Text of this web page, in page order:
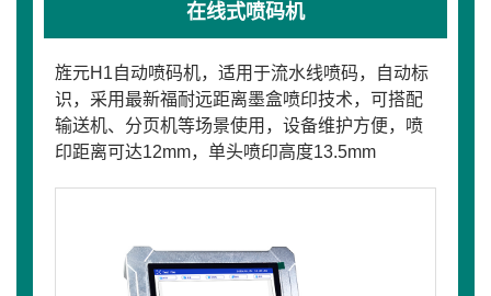
在线式喷码机
旌元H1自动喷码机，适用于流水线喷码，自动标
识，采用最新福耐远距离墨盒喷印技术，可搭配
输送机、分页机等场景使用，设备维护方便，喷
印距离可达12mm，单头喷印高度13.5mm